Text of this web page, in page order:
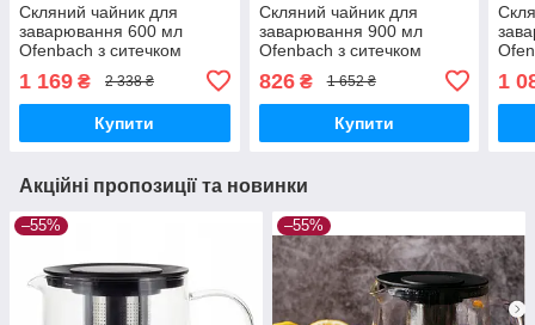
Скляний чайник для
заварювання 600 мл
Ofenbach з ситечком
1 169 ₴ 2 338 ₴
Купити
Скляний чайник для
заварювання 900 мл
Ofenbach з ситечком
826₴ 1 652 ₴
Купити
1
Акційні пропозиції та новинки
–55% –55%